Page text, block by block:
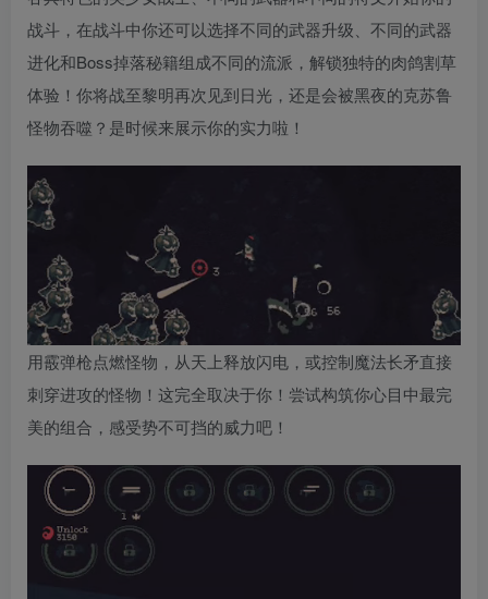
战斗，在战斗中你还可以选择不同的武器升级、不同的武器
进化和Boss掉落秘籍组成不同的流派，解锁独特的肉鸽割草
体验！你将战至黎明再次见到日光，还是会被黑夜的克苏鲁
怪物吞噬？是时候来展示你的实力啦！
用霰弹枪点燃怪物，从天上释放闪电，或控制魔法长矛直接
刺穿进攻的怪物！这完全取决于你！尝试构筑你心目中最完
美的组合，感受势不可挡的威力吧！